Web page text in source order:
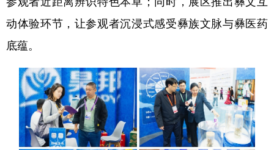
动体验环节，让参观者沉浸式感受彝族文脉与彝医药
底蕴。